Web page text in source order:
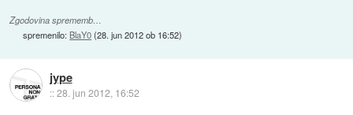
Zgodovina sprememb…
spremenilo: BlaY0(28. jun 2012 ob 16:52)
jype
::28. jun 2012, 16:52